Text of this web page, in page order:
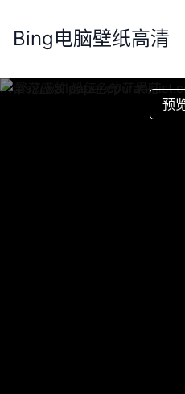
Bing电脑壁纸高清
https://
预